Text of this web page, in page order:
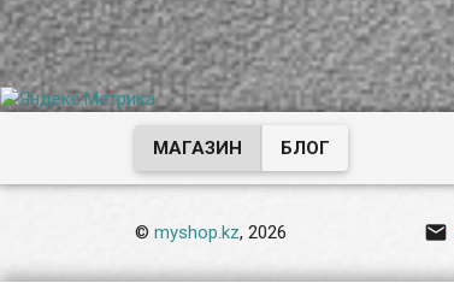
МАГАЗИН БЛОГ
©myshop.kz, 2026 